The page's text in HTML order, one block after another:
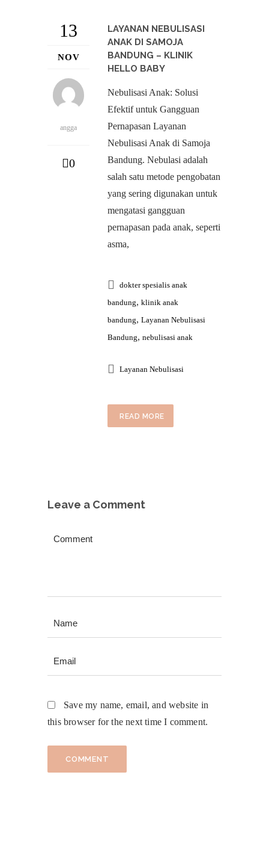
13
NOV
angga
0
LAYANAN NEBULISASI
ANAK DI SAMOJA
BANDUNG – KLINIK
HELLO BABY
Nebulisasi Anak: Solusi
Efektif untuk Gangguan
Pernapasan Layanan
Nebulisasi Anak di Samoja
Bandung. Nebulasi adalah
salah satu metode pengobatan
yang sering digunakan untuk
mengatasi gangguan
pernapasan pada anak, seperti
asma,
dokter spesialis anak
bandung, klinik anak
bandung, Layanan Nebulisasi
Bandung, nebulisasi anak
Layanan Nebulisasi
READ MORE
Leave a Comment
Save my name, email, and website in
this browser for the next time I comment.